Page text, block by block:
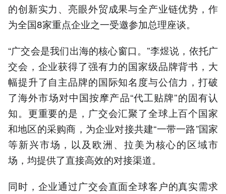
的创新实力、亮眼外贸成果与全产业链优势，作
为全国8家重点企业之一受邀参加总理座谈。
“广交会是我们出海的核心窗口。”李煜说，依托广
交会，企业获得了强有力的国家级品牌背书，大
幅提升了自主品牌的国际知名度与公信力，打破
了海外市场对中国按摩产品“代工贴牌”的固有认
知。更重要的是，广交会汇聚了全球上百个国家
和地区的采购商，为企业对接共建“一带一路”国家
等新兴市场，以及欧洲、拉美为核心的区域市
场，均提供了直接高效的对接渠道。
同时，企业通过广交会直面全球客户的真实需求